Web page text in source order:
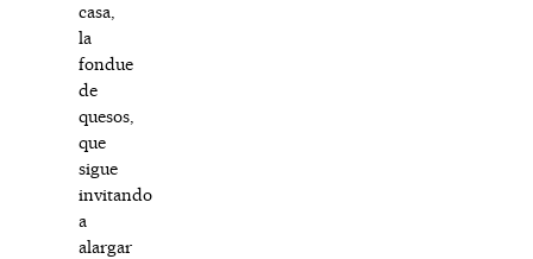
casa,
la
fondue
de
quesos,
que
sigue
invitando
a
alargar